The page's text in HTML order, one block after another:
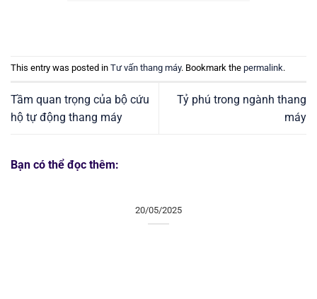
This entry was posted in Tư vấn thang máy. Bookmark the permalink.
Tầm quan trọng của bộ cứu
hộ tự động thang máy
Tỷ phú trong ngành thang
máy
Bạn có thể đọc thêm:
20/05/2025